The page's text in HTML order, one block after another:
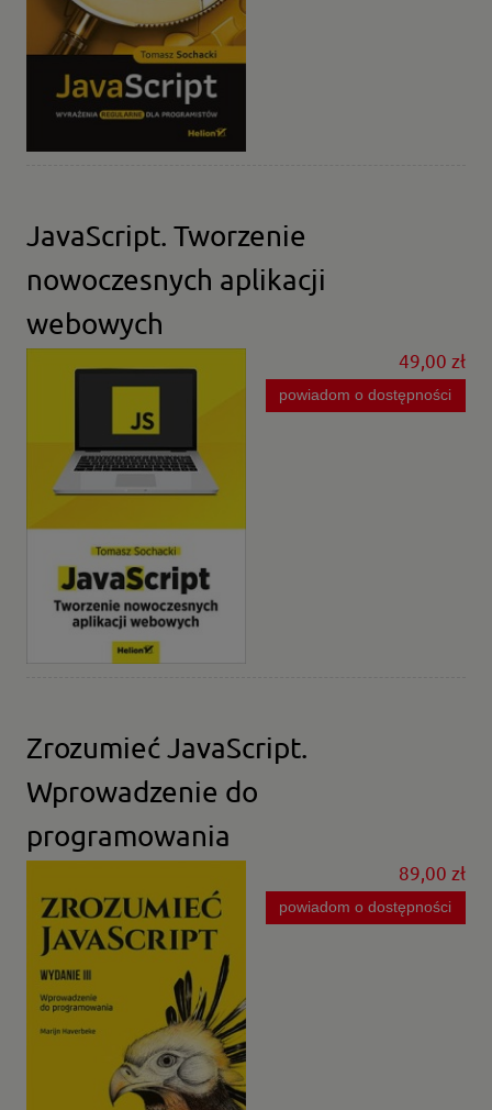
JavaScript. Tworzenie
nowoczesnych aplikacji
webowych
49,00 zł
powiadom o dostępności
Zrozumieć JavaScript.
Wprowadzenie do
programowania
89,00 zł
powiadom o dostępności